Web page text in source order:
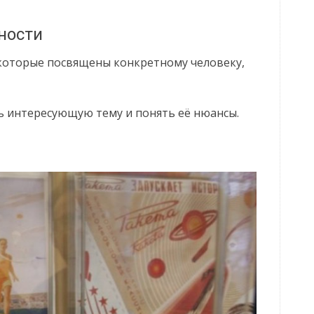
посвящены конкретному человеку,
интересующую тему и понять её нюансы.